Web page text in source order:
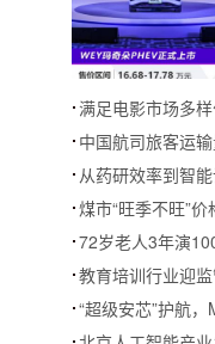
满足电影市场多
中国航司旅客运
从药研效率到智
煤市“旺季不旺”
72岁老人3年演
教育培训行业迎
“超级安芯”护航